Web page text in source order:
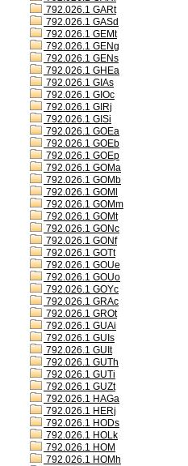
792.026.1 GARt
792.026.1 GASd
792.026.1 GEMt
792.026.1 GENg
792.026.1 GENs
792.026.1 GHEa
792.026.1 GIAs
792.026.1 GIOc
792.026.1 GIRj
792.026.1 GISi
792.026.1 GOEa
792.026.1 GOEb
792.026.1 GOEp
792.026.1 GOMa
792.026.1 GOMb
792.026.1 GOMl
792.026.1 GOMm
792.026.1 GOMt
792.026.1 GONc
792.026.1 GONf
792.026.1 GOTt
792.026.1 GOUe
792.026.1 GOUo
792.026.1 GOYc
792.026.1 GRAc
792.026.1 GROt
792.026.1 GUAi
792.026.1 GUIs
792.026.1 GUIt
792.026.1 GUTh
792.026.1 GUTi
792.026.1 GUZt
792.026.1 HAGa
792.026.1 HERj
792.026.1 HODs
792.026.1 HOLk
792.026.1 HOM
792.026.1 HOMh